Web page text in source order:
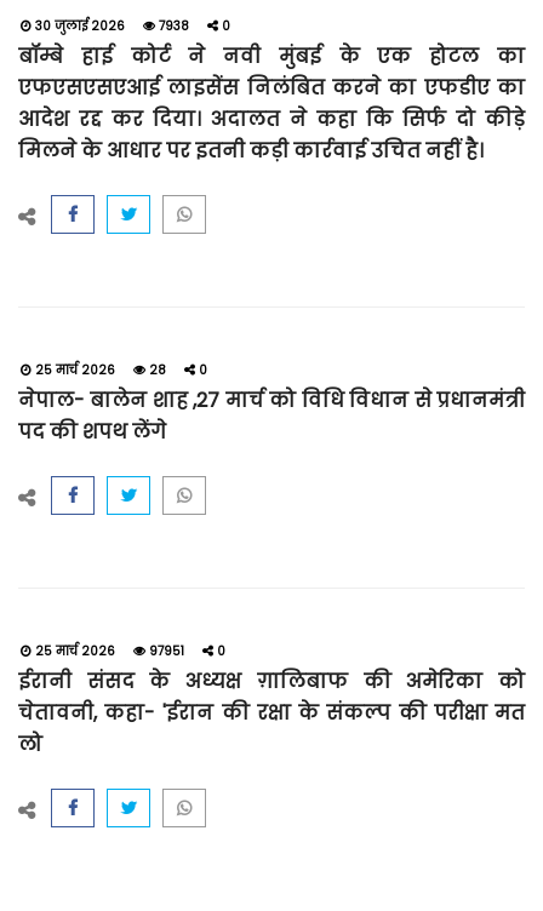
30 जुलाई 2026 7938 0
बॉम्बे हाई कोर्ट ने नवी मुंबई के एक होटल का
एफएसएसएआई लाइसेंस निलंबित करने का एफडीए का
आदेश रद्द कर दिया। अदालत ने कहा कि सिर्फ दो कीड़े
मिलने के आधार पर इतनी कड़ी कार्रवाई उचित नहीं है।
25 मार्च 2026 28 0
नेपाल- बालेन शाह ,27 मार्च को विधि विधान से प्रधानमंत्री
पद की शपथ लेंगे
25 मार्च 2026 97951 0
ईरानी संसद के अध्यक्ष ग़ालिबाफ की अमेरिका को
चेतावनी, कहा- 'ईरान की रक्षा के संकल्प की परीक्षा मत
लो